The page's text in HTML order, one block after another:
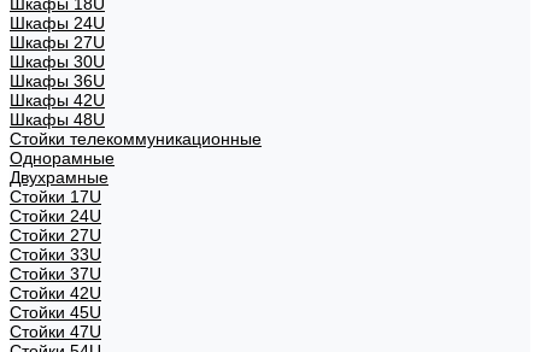
Шкафы 24U
Шкафы 27U
Шкафы 30U
Шкафы 36U
Шкафы 42U
Шкафы 48U
Стойки телекоммуникационные
Однорамные
Двухрамные
Стойки 17U
Стойки 24U
Стойки 27U
Стойки 33U
Стойки 37U
Стойки 42U
Стойки 45U
Стойки 47U